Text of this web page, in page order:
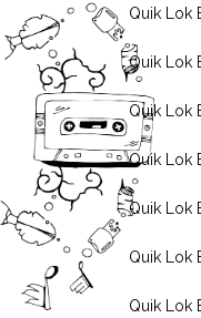
Quik
Quik
Quik
Quik
Quik
Quik
Quik